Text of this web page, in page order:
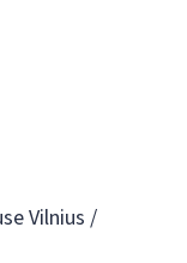
Vilnius /